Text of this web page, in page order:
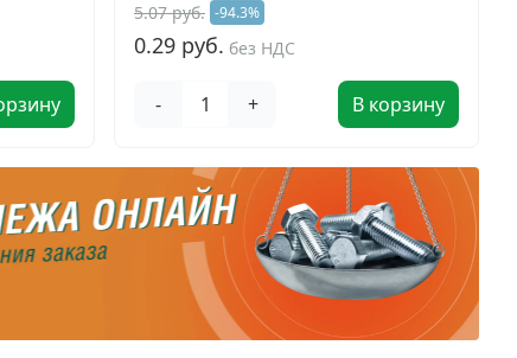
5.07 руб. -94.3%
0.29 руб. без НДС
- + В корзину